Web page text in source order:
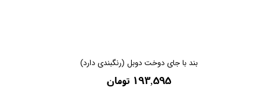
بند با جای دوخت دوبل (رنگبندی دارد)
۱۹۳,۵۹۵ تومان